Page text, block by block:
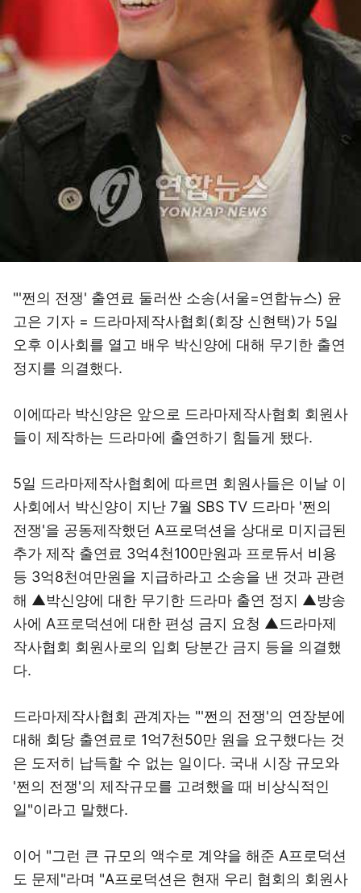
"'쩐의 전쟁' 출연료 둘러싼 소송(서울=연합뉴스) 윤
고은 기자 = 드라마제작사협회(회장 신현택)가 5일
오후 이사회를 열고 배우 박신양에 대해 무기한 출연
정지를 의결했다.
이에따라 박신양은 앞으로 드라마제작사협회 회원사
들이 제작하는 드라마에 출연하기 힘들게 됐다.
5일 드라마제작사협회에 따르면 회원사들은 이날 이
사회에서 박신양이 지난 7월 SBS TV 드라마 '쩐의
전쟁'을 공동제작했던 A프로덕션을 상대로 미지급된
추가 제작 출연료 3억4천100만원과 프로듀서 비용
등 3억8천여만원을 지급하라고 소송을 낸 것과 관련
해 ▲박신양에 대한 무기한 드라마 출연 정지 ▲방송
사에 A프로덕션에 대한 편성 금지 요청 ▲드라마제
작사협회 회원사로의 입회 당분간 금지 등을 의결했
다.
드라마제작사협회 관계자는 "'쩐의 전쟁'의 연장분에
대해 회당 출연료로 1억7천50만 원을 요구했다는 것
은 도저히 납득할 수 없는 일이다. 국내 시장 규모와
'쩐의 전쟁'의 제작규모를 고려했을 때 비상식적인
일"이라고 말했다.
이어 "그런 큰 규모의 액수로 계약을 해준 A프로덕션
도 문제"라며 "A프로덕션은 현재 우리 협회의 회원사